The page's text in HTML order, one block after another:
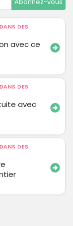
DES
avec ce
DES
avec
DES